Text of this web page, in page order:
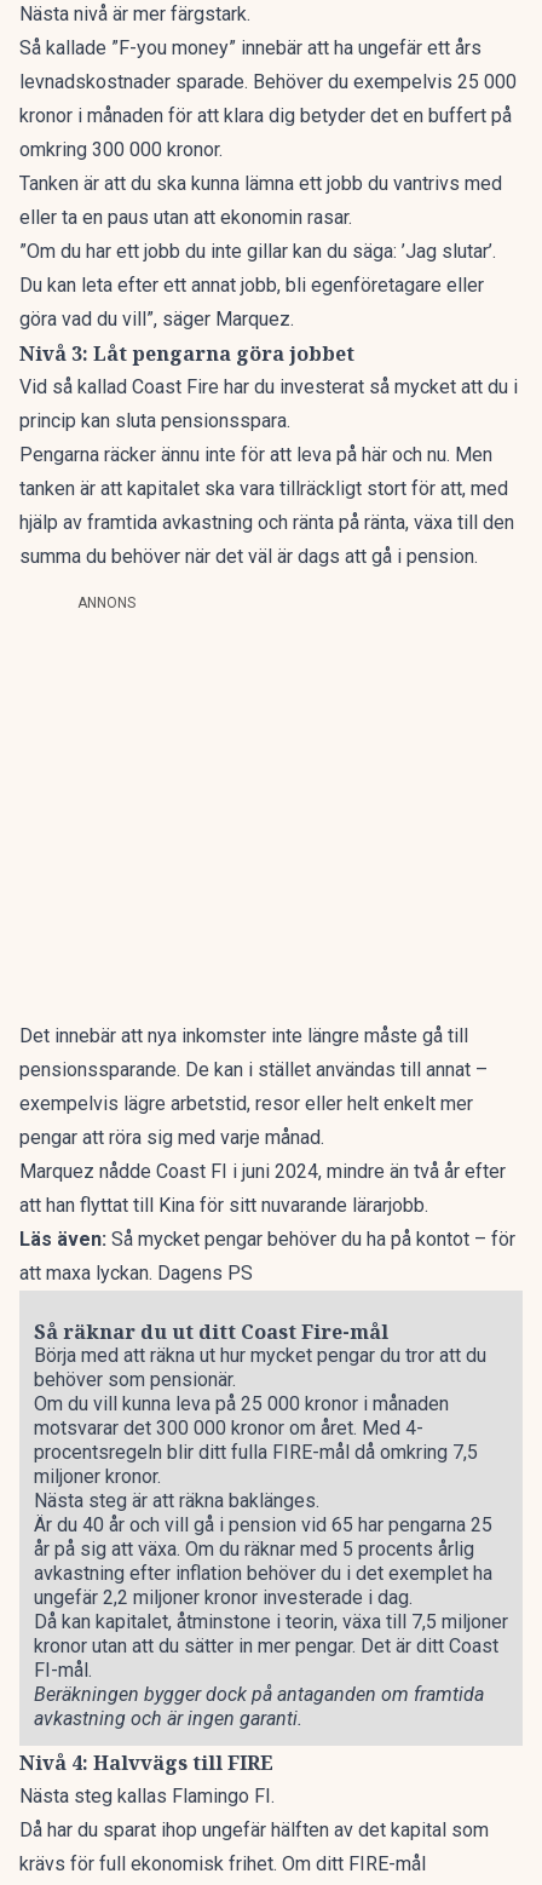
Nästa nivå är mer färgstark.
Så kallade ”F-you money” innebär att ha ungefär ett års
levnadskostnader sparade. Behöver du exempelvis 25 000
kronor i månaden för att klara dig betyder det en buffert på
omkring 300 000 kronor.
Tanken är att du ska kunna lämna ett jobb du vantrivs med
eller ta en paus utan att ekonomin rasar.
”Om du har ett jobb du inte gillar kan du säga: ’Jag slutar’.
Du kan leta efter ett annat jobb, bli egenföretagare eller
göra vad du vill”, säger Marquez.
Nivå 3: Låt pengarna göra jobbet
Vid så kallad Coast Fire har du investerat så mycket att du i
princip kan sluta pensionsspara.
Pengarna räcker ännu inte för att leva på här och nu. Men
tanken är att kapitalet ska vara tillräckligt stort för att, med
hjälp av framtida avkastning och ränta på ränta, växa till den
summa du behöver när det väl är dags att gå i pension.
ANNONS
Det innebär att nya inkomster inte längre måste gå till
pensionssparande. De kan i stället användas till annat –
exempelvis lägre arbetstid, resor eller helt enkelt mer
pengar att röra sig med varje månad.
Marquez nådde Coast FI i juni 2024, mindre än två år efter
att han flyttat till Kina för sitt nuvarande lärarjobb.
Läs även: Så mycket pengar behöver du ha på kontot – för
att maxa lyckan. Dagens PS
Så räknar du ut ditt Coast Fire-mål
Börja med att räkna ut hur mycket pengar du tror att du
behöver som pensionär.
Om du vill kunna leva på 25 000 kronor i månaden
motsvarar det 300 000 kronor om året. Med 4-
procentsregeln blir ditt fulla FIRE-mål då omkring 7,5
miljoner kronor.
Nästa steg är att räkna baklänges.
Är du 40 år och vill gå i pension vid 65 har pengarna 25
år på sig att växa. Om du räknar med 5 procents årlig
avkastning efter inflation behöver du i det exemplet ha
ungefär 2,2 miljoner kronor investerade i dag.
Då kan kapitalet, åtminstone i teorin, växa till 7,5 miljoner
kronor utan att du sätter in mer pengar. Det är ditt Coast
FI-mål.
Beräkningen bygger dock på antaganden om framtida
avkastning och är ingen garanti.
Nivå 4: Halvvägs till FIRE
Nästa steg kallas Flamingo FI.
Då har du sparat ihop ungefär hälften av det kapital som
krävs för full ekonomisk frihet. Om ditt FIRE-mål